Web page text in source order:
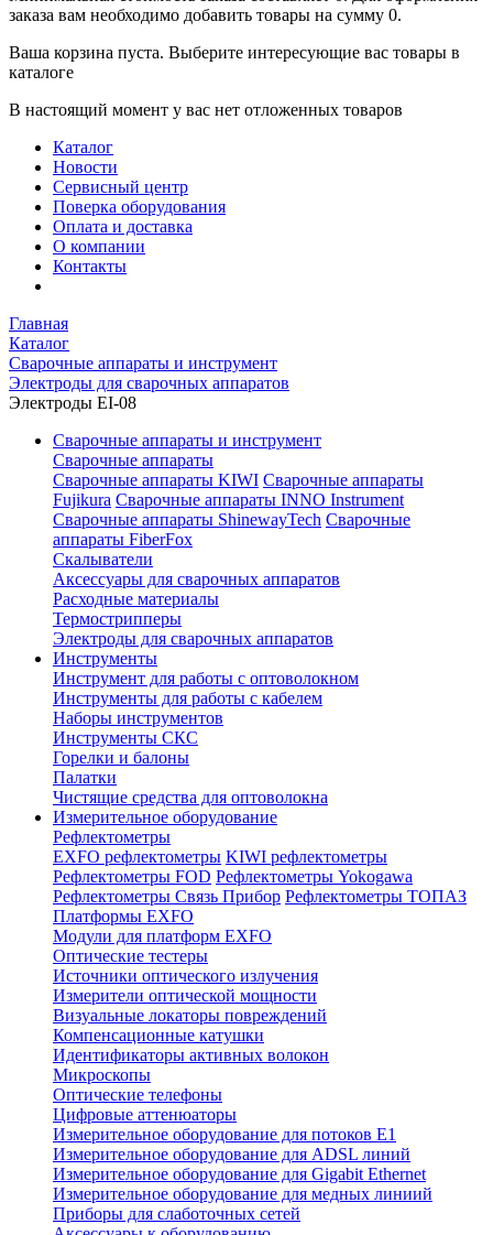
заказа вам необходимо добавить товары на сумму 0.
Ваша корзина пуста. Выберите интересующие вас товары в
каталоге
В настоящий момент у вас нет отложенных товаров
Каталог
Новости
Сервисный центр
Поверка оборудования
Оплата и доставка
О компании
Контакты
Главная
Каталог
Сварочные аппараты и инструмент
Электроды для сварочных аппаратов
Электроды EI-08
Сварочные аппараты и инструмент
Сварочные аппараты
Сварочные аппараты KIWI Сварочные аппараты
Fujikura Сварочные аппараты INNO Instrument
Сварочные аппараты ShinewayTech Cварочные
аппараты FiberFox
Скалыватели
Аксессуары для сварочных аппаратов
Расходные материалы
Термострипперы
Электроды для сварочных аппаратов
Инструменты
Инструмент для работы с оптоволокном
Инструменты для работы с кабелем
Наборы инструментов
Инструменты СКС
Горелки и балоны
Палатки
Чистящие средства для оптоволокна
Измерительное оборудование
Рефлектометры
EXFO рефлектометры KIWI рефлектометры
Рефлектометры FOD Рефлектометры Yokogawa
Рефлектометры Связь Прибор Рефлектометры ТОПАЗ
Платформы EXFO
Модули для платформ EXFO
Оптические тестеры
Источники оптического излучения
Измерители оптической мощности
Визуальные локаторы повреждений
Компенсационные катушки
Идентификаторы активных волокон
Микроскопы
Оптические телефоны
Цифровые аттенюаторы
Измерительное оборудование для потоков Е1
Измерительное оборудование для ADSL линий
Измерительное оборудование для Gigabit Ethernet
Измерительное оборудование для медных линиий
Приборы для слаботочных сетей